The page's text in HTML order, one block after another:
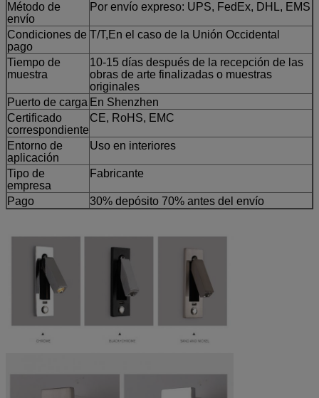
Método de
envío
Por envío expreso: UPS, FedEx, DHL, EMS
Condiciones de
pago
T/T, En el caso de la Unión Occidental
Tiempo de
muestra
10-15 días después de la recepción de las
obras de arte finalizadas o muestras
originales
Puerto de carga En Shenzhen
Certificado
correspondiente
CE, RoHS, EMC
Entorno de
aplicación
Uso en interiores
Tipo de
empresa
Fabricante
Pago 30% depósito 70% antes del envío